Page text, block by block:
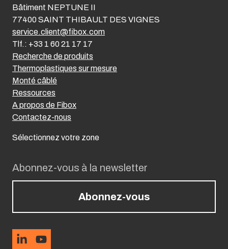
Abonnez-vous à la newsletter
Abonnez-vous
Recherche de produits
Thermoplastiques sur mesure
Monté câblé
Ressources
A propos de Fibox
Contactez-nous
Sélectionnez votre zone
Bâtiment NEPTUNE II
77400 SAINT THIBAULT DES VIGNES
service.client@fibox.com
Tlf.: +33 1 60 21 17 17